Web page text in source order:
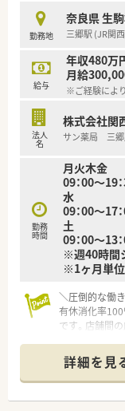
勤務地
奈良県 生
三郷駅 (JR関
給与
年収480万
月給
※ご経験によ
法人
名
株式会社関
サン薬局 三
勤務
時間
月火木金
09：00～19
水
09：00～17
土
09：00～13
※週40時間
※1ヶ月単
＼圧倒的な働
有休消化率
です。店舗間
＊
【店舗情報と応
■JR関西本線
詳細を見